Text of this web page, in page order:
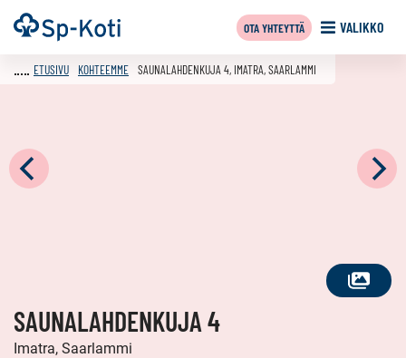
Siirry
sisältöön
Etusivu VALIKKO
OTA YHTEYTTÄ
KATSO
ETUSIVU KOHTEEMME SAUNALAHDENKUJA 4, IMATRA, SAARLAMMI
SAUNALAHDENKUJA 4
Imatra, Saarlammi